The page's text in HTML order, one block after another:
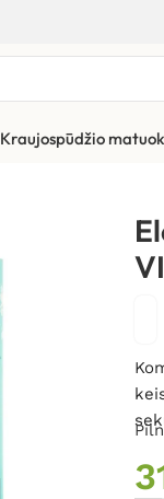
Kraujospūdžio